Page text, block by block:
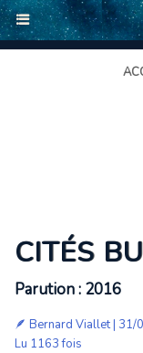
CITÉS
Parution : 2016
🪶 Bernard Viallet| 31/
Lu 1163 fois